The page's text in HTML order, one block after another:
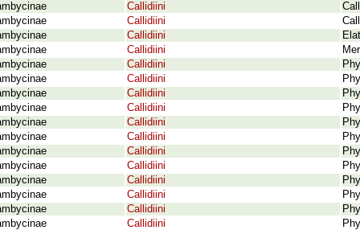
Callidiini
Callidiini
Callidiini
Callidiini
Callidiini
Callidiini
Callidiini
Callidiini
Callidiini
Callidiini
Callidiini
Callidiini
Callidiini
Callidiini
Callidiini
Callidiini